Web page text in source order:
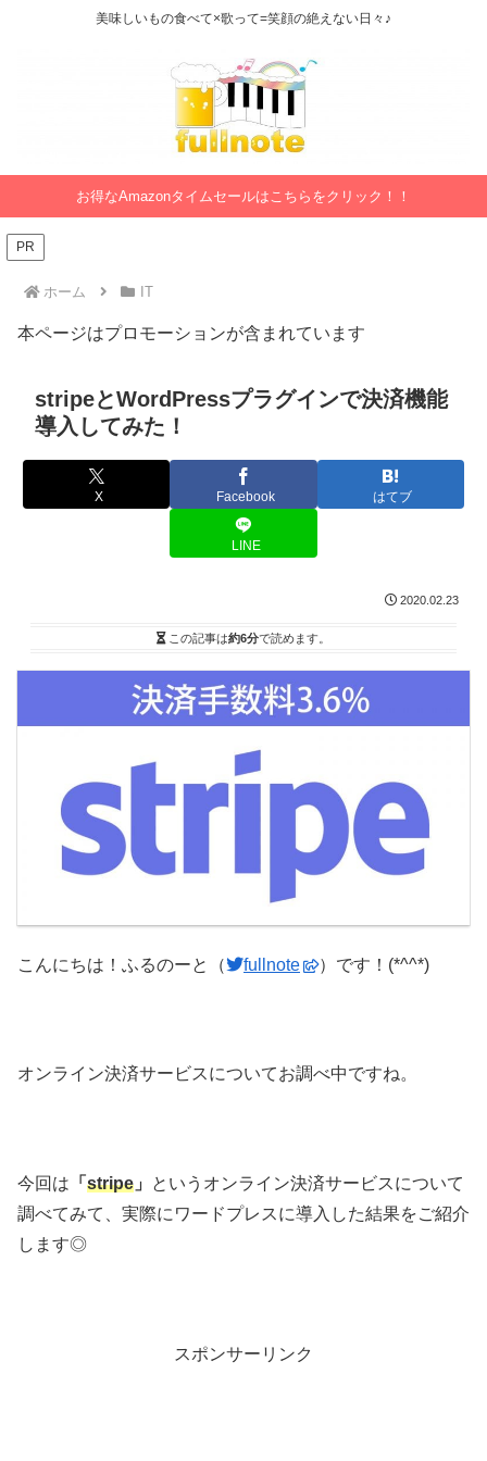
美味しいもの食べて×歌って=笑顔の絶えない日々♪
お得なAmazonタイムセールはこちらをクリック！！
PR
ホーム IT
本ページはプロモーションが含まれています
stripeとWordPressプラグインで決済機能
導入してみた！
X Facebook はてブ
LINE
2020.02.23
この記事は約6分で読めます。
こんにちは！ふるのーと（ fullnote ）です！(*^^*)
オンライン決済サービスについてお調べ中ですね。
今回は 「 stripe 」
というオンライン決済サービスについて
調べてみて、実際にワードプレスに導入した結果をご紹介
します◎
スポンサーリンク